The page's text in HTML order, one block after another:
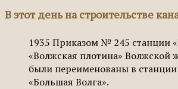
В этот день на строительстве
1935 Приказом № 245 станции
«Волжская плотина» Волжской
были переименованы в станции
«Большая Волга».